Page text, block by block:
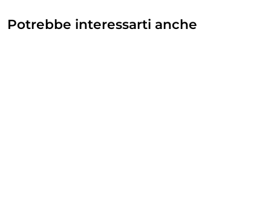
Potrebbe interessarti anche